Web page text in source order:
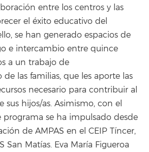
entre los centros y las
el éxito educativo del
se han generado espacios de
e intercambio entre quince
a un trabajo de
las familias, que les aporte las
necesario para contribuir al
sus hijos/as. Asimismo, con el
programa se ha impulsado desde
de AMPAS en el CEIP Tíncer,
San Matías. Eva María Figueroa